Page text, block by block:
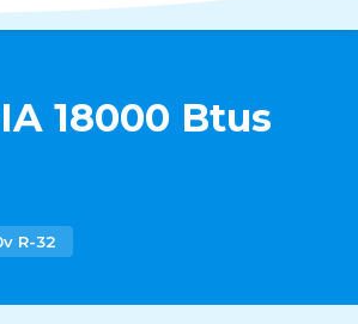
18000 Btus
R-32